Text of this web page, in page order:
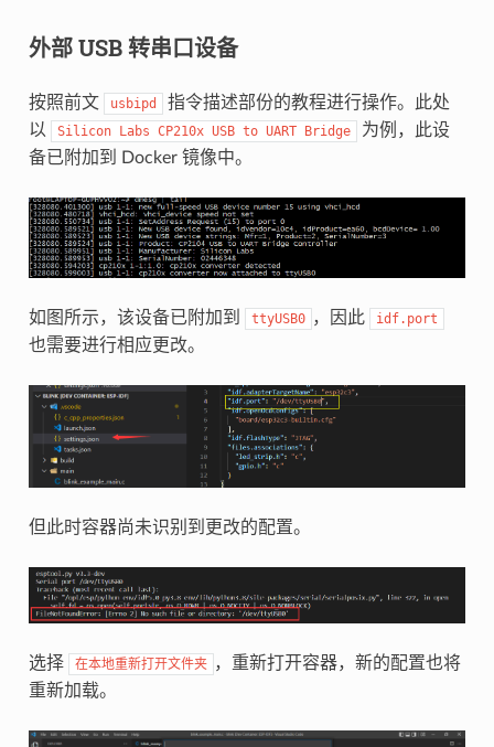
外部 USB 转串口设备
按照前文 usbipd
指令描述部份的教程进行操作。此处
以
Silicon Labs CP210x USB to UART Bridge
为例，此设
备已附加到 Docker 镜像中。
如图所示，该设备已附加到 ttyUSB0 ，因此 idf.port
也需要进行相应更改。
但此时容器尚未识别到更改的配置。
选择 在本地重新打开文件夹 ，重新打开容器，新的配置也将
重新加载。